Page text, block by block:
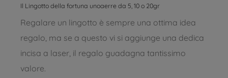
Il Lingotto della fortuna unoaerre da 5, 10 o 20gr
Regalare un lingotto è sempre una ottima idea
regalo, ma se a questo vi si aggiunge una dedica
incisa a laser, il regalo guadagna tantissimo
valore.